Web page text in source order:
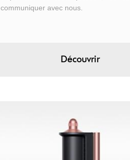
communiquer avec nous.
Découvrir